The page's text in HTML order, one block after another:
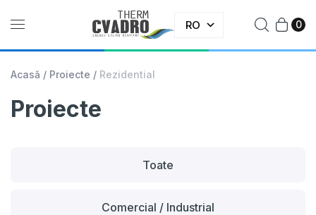
RO 0
Acasă / Proiecte / Rezidential
Proiecte
Toate
Comercial / Industrial